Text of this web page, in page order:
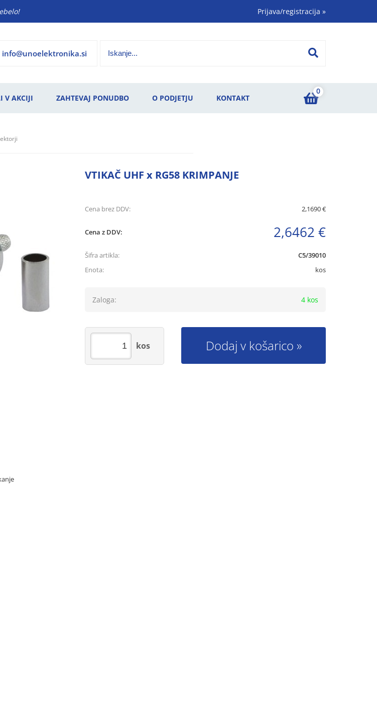
Prijava/registracija »
info unoelektronika.si
0
V AKCIJI ZAHTEVAJ PONUDBO O PODJETJU KONTAKT
VTIKAČ UHF x RG58 KRIMPANJE
Cena brez DDV: 2,1690 €
Cena z DDV: 2,6462 €
Šifra artikla:
C5/39010
Enota:
kos
Zaloga: 4 kos
Dodaj v košarico
kos